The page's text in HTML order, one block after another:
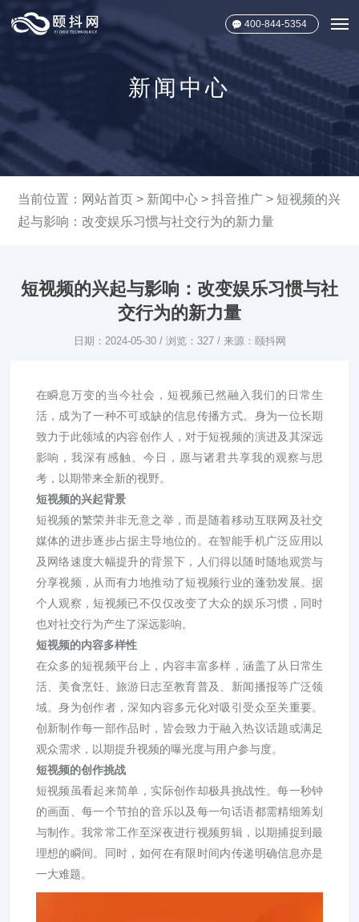
400-844-5354
新闻中心
当前位置： 网站首页 > 新闻中心 >抖音推广 > 短视频的兴
起与影响：改变娱乐习惯与社交行为的新力量
短视频的兴起与影响：改变娱乐习惯与社
交行为的新力量
日期：2024-05-30 / 浏览：327 / 来源：颐抖网
在瞬息万变的当今社会，短视频已然融入我们的日常生
活，成为了一种不可或缺的信息传播方式。身为一位长期
致力于此领域的内容创作人，对于短视频的演进及其深远
影响，我深有感触。今日，愿与诸君共享我的观察与思
考，以期带来全新的视野。
短视频的兴起背景
短视频的繁荣并非无意之举，而是随着移动互联网及社交
媒体的进步逐步占据主导地位的。在智能手机广泛应用以
及网络速度大幅提升的背景下，人们得以随时随地观赏与
分享视频，从而有力地推动了短视频行业的蓬勃发展。据
个人观察，短视频已不仅仅改变了大众的娱乐习惯，同时
也对社交行为产生了深远影响。
短视频的内容多样性
在众多的短视频平台上，内容丰富多样，涵盖了从日常生
活、美食烹饪、旅游日志至教育普及、新闻播报等广泛领
域。身为创作者，深知内容多元化对吸引受众至关重要。
创新制作每一部作品时，皆会致力于融入热议话题或满足
观众需求，以期提升视频的曝光度与用户参与度。
短视频的创作挑战
短视频虽看起来简单，实际创作却极具挑战性。每一秒钟
的画面、每一个节拍的音乐以及每一句话语都需精细筹划
与制作。我常常工作至深夜进行视频剪辑，以期捕捉到最
理想的瞬间。同时，如何在有限时间内传递明确信息亦是
一大难题。